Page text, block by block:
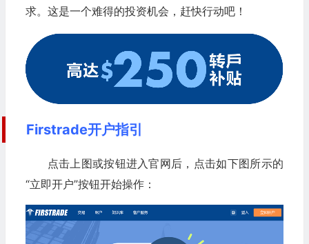
求。这是一个难得的投资机会，赶快行动吧！
Firstrade开户指引
点击上图或按钮进入官网后，点击如下图所示的
“立即开户”按钮开始操作：